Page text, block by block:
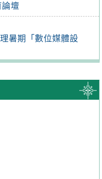
壇
暑期「數位媒體設